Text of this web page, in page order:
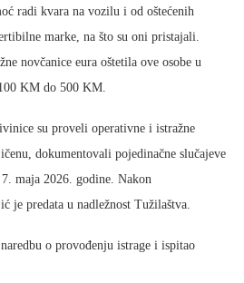
radi kvara na vozilu i od oštećenih
marke, na što su oni pristajali.
novčanice eura oštetila ove osobe u
KM do 500 KM.
su proveli operativne i istražne
dokumentovali pojedinačne slučajeve
maja 2026. godine. Nakon
je predata u nadležnost Tužilaštva.
o provođenju istrage i ispitao